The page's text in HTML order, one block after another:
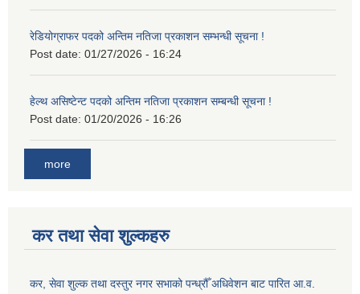
रेडियोग्राफर पदको अन्तिम नतिजा प्रकाशन सम्भन्धी सूचना !
Post date: 01/27/2026 - 16:24
हेल्थ असिष्टेन्ट पदको अन्तिम नतिजा प्रकाशन सम्बन्धी सूचना !
Post date: 01/20/2026 - 16:26
more
कर तथा सेवा शुल्कहरु
कर, सेवा शुल्क तथा दस्तुर नगर सभाको पन्ध्रौँ अधिवेशन बाट पारित आ.व.